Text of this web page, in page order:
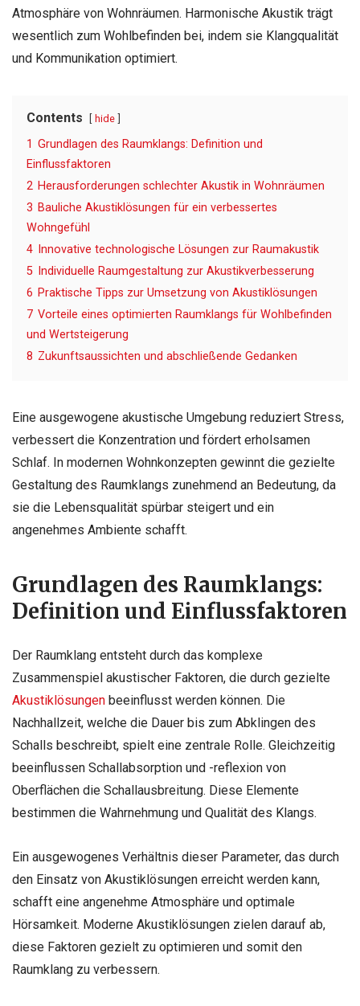
Atmosphäre von Wohnräumen. Harmonische Akustik trägt
wesentlich zum Wohlbefinden bei, indem sie Klangqualität
und Kommunikation optimiert.
Contents hide
1 Grundlagen des Raumklangs: Definition und
Einflussfaktoren
2 Herausforderungen schlechter Akustik in Wohnräumen
3 Bauliche Akustiklösungen für ein verbessertes
Wohngefühl
4 Innovative technologische Lösungen zur Raumakustik
5 Individuelle Raumgestaltung zur Akustikverbesserung
6 Praktische Tipps zur Umsetzung von Akustiklösungen
7 Vorteile eines optimierten Raumklangs für Wohlbefinden
und Wertsteigerung
8 Zukunftsaussichten und abschließende Gedanken
Eine ausgewogene akustische Umgebung reduziert Stress,
verbessert die Konzentration und fördert erholsamen
Schlaf. In modernen Wohnkonzepten gewinnt die gezielte
Gestaltung des Raumklangs zunehmend an Bedeutung, da
sie die Lebensqualität spürbar steigert und ein
angenehmes Ambiente schafft.
Grundlagen des Raumklangs:
Definition und Einflussfaktoren
Der Raumklang entsteht durch das komplexe
Zusammenspiel akustischer Faktoren, die durch gezielte
Akustiklösungen beeinflusst werden können. Die
Nachhallzeit, welche die Dauer bis zum Abklingen des
Schalls beschreibt, spielt eine zentrale Rolle. Gleichzeitig
beeinflussen Schallabsorption und -reflexion von
Oberflächen die Schallausbreitung. Diese Elemente
bestimmen die Wahrnehmung und Qualität des Klangs.
Ein ausgewogenes Verhältnis dieser Parameter, das durch
den Einsatz von Akustiklösungen erreicht werden kann,
schafft eine angenehme Atmosphäre und optimale
Hörsamkeit. Moderne Akustiklösungen zielen darauf ab,
diese Faktoren gezielt zu optimieren und somit den
Raumklang zu verbessern.